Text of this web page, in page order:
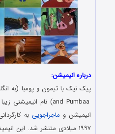
درباره انیمیشن:
and Pumbaa) نام انیمیشنی
انیمیشن و ماجراجویی به